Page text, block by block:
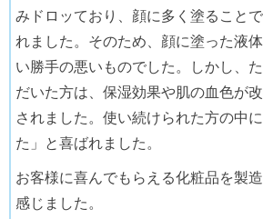
みドロッており、顔に多く塗ること
れました。そのため、顔に塗った液
い勝手の悪いものでした。しかし、
だいた方は、保湿効果や肌の血色が
されました。使い続けられた方の中
た」と喜ばれました。
お客様に喜んでもらえる化粧品を製
感じました。